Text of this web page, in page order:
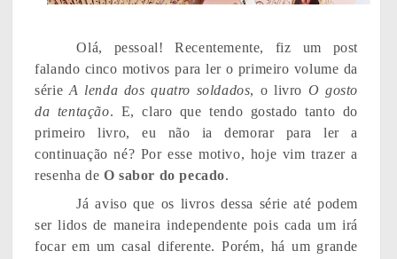
Olá, pessoal! Recentemente, fiz um post
falando cinco motivos para ler o primeiro volume da
série A lenda dos quatro soldados, o livro O gosto
da tentação. E, claro que tendo gostado tanto do
primeiro livro, eu não ia demorar para ler a
continuação né? Por esse motivo, hoje vim trazer a
resenha de O sabor do pecado.
Já aviso que os livros dessa série até podem
ser lidos de maneira independente pois cada um irá
focar em um casal diferente. Porém, há um grande